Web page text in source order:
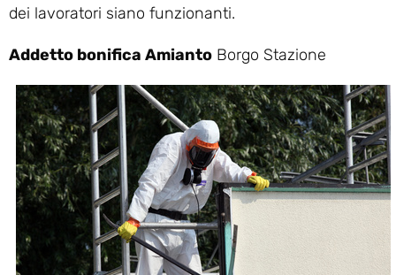
dei lavoratori siano funzionanti.
Addetto bonifica Amianto Borgo Stazione